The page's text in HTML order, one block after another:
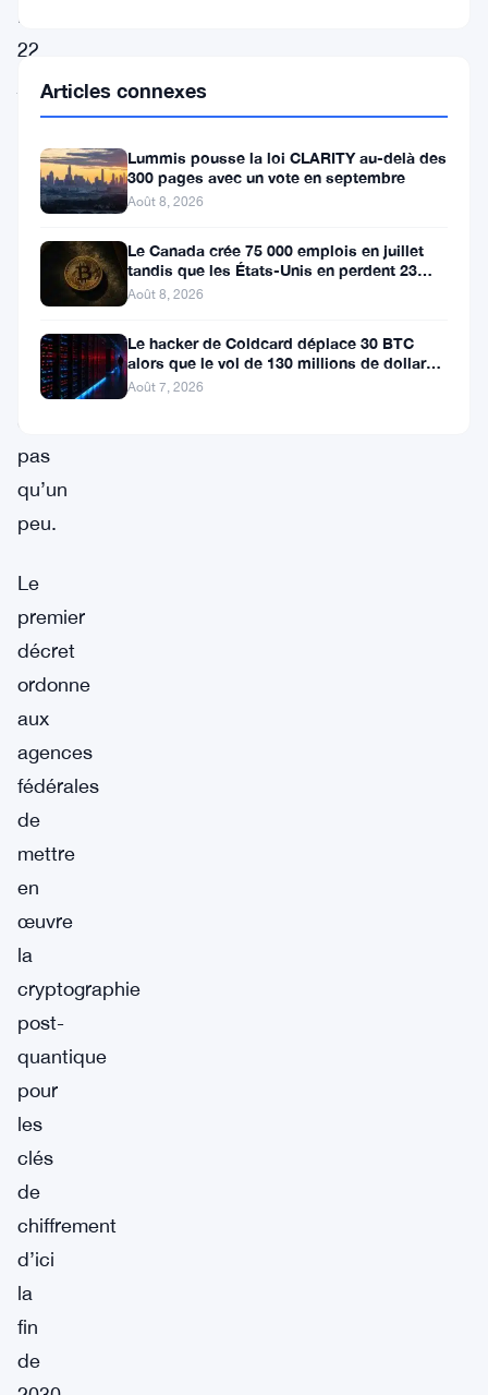
le
22
juin.
secouent
déjà
monde
crypto
et
pas
qu’un
peu.
Le
premier
décret
ordonne
aux
agences
fédérales
de
mettre
en
œuvre
la
cryptographie
post-
quantique
pour
les
clés
de
chiffrement
d’ici
la
fin
de
Articles connexes
Lummis pousse la loi CLARITY au-delà des
300 pages avec un vote en septembre
Août 8, 2026
Le Canada crée 75 000 emplois en juillet
tandis que les États-Unis en perdent 23
000, Bitcoin reste à 65K
Août 8, 2026
Le hacker de Coldcard déplace 30 BTC
alors que le vol de 130 millions de dollars
entre dans une nouvelle phase
Août 7, 2026